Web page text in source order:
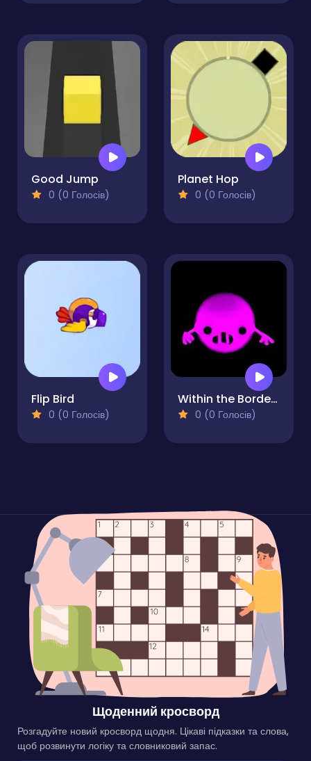
Good Jump
0 (0 Голосів)
Planet Hop
0 (0 Голосів)
Flip Bird
0 (0 Голосів)
Within the Borders
0 (0 Голосів)
Щоденний кросворд
Розгадуйте новий кросворд щодня. Цікаві підказки та слова,
щоб розвинути логіку та словниковий запас.